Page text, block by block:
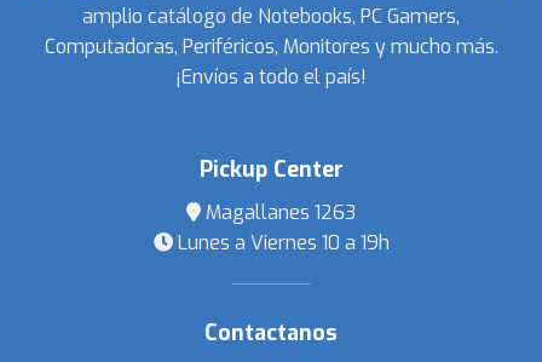
amplio catálogo de Notebooks, PC Gamers,
Computadoras, Periféricos, Monitores y mucho más.
¡Envíos a todo el país!
Pickup Center
Magallanes 1263
Lunes a Viernes 10 a 19h
Contactanos